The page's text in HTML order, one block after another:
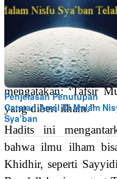
“Dari Nabi
‘Di dalam umat-
muhaddatsun, maka
termasuk di dalamnya,
Khaththab adalah
mengatakan: ‘Tafsir
yang diberi ilham.”
Hadits ini
bahwa ilmu ilham
Khidhir, seperti
Penjelasan Penutupan
Catatan Amal Di Malam
Sya’ban